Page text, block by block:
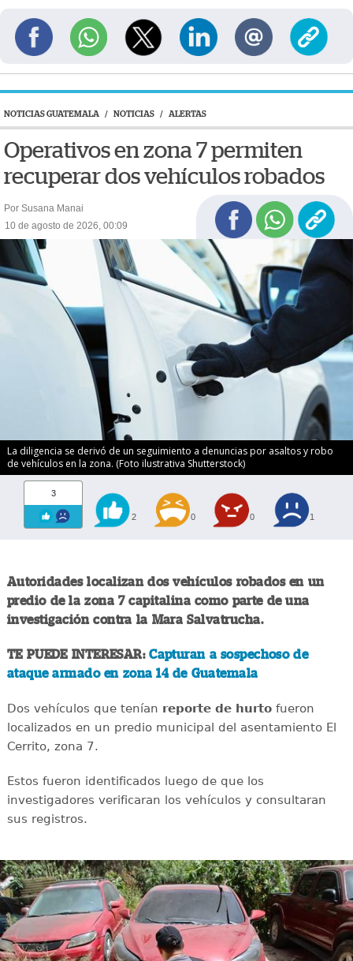
NOTICIAS GUATEMALA / NOTICIAS / ALERTAS
Operativos en zona 7 permiten
recuperar dos vehículos robados
Por Susana Manai
10 de agosto de 2026, 00:09
La diligencia se derivó de un seguimiento a denuncias por asaltos y robo
de vehículos en la zona. (Foto ilustrativa Shutterstock)
3
2 0 0 1
Autoridades localizan dos vehículos robados en un
predio de la zona 7 capitalina como parte de una
investigación contra la Mara Salvatrucha.
TE PUEDE INTERESAR:Capturan a sospechoso de
ataque armado en zona 14 de Guatemala
Dos vehículos que tenían reporte de hurtofueron
localizados en un predio municipal del asentamiento El
Cerrito, zona 7.
Estos fueron identificados luego de que los
investigadores verificaran los vehículos y consultaran
sus registros.